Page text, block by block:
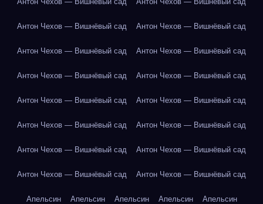
Антон Чехов — Вишнёвый сад Антон Чехов — Вишнёвый сад
Антон Чехов — Вишнёвый сад Антон Чехов — Вишнёвый сад
Антон Чехов — Вишнёвый сад Антон Чехов — Вишнёвый сад
Антон Чехов — Вишнёвый сад Антон Чехов — Вишнёвый сад
Антон Чехов — Вишнёвый сад Антон Чехов — Вишнёвый сад
Антон Чехов — Вишнёвый сад Антон Чехов — Вишнёвый сад
Антон Чехов — Вишнёвый сад Антон Чехов — Вишнёвый сад
Апельсин Апельсин Апельсин Апельсин Апельсин